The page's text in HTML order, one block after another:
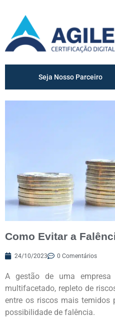
Seja Nosso Parceiro
Como Evitar a
24/10/2023 0 Comentários
A gestão de uma
multifacetado, repleto de
entre os riscos mais temidos
possibilidade de falência.